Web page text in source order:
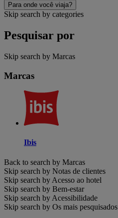
Para onde você viaja?
Skip search by categories
Pesquisar por
Skip search by Marcas
Marcas
Ibis
Back to search by Marcas
Skip search by Notas de clientes
Skip search by Acesso ao hotel
Skip search by Bem-estar
Skip search by Acessibilidade
Skip search by Os mais pesquisados